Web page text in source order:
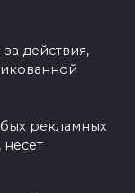
действия,
рекламных